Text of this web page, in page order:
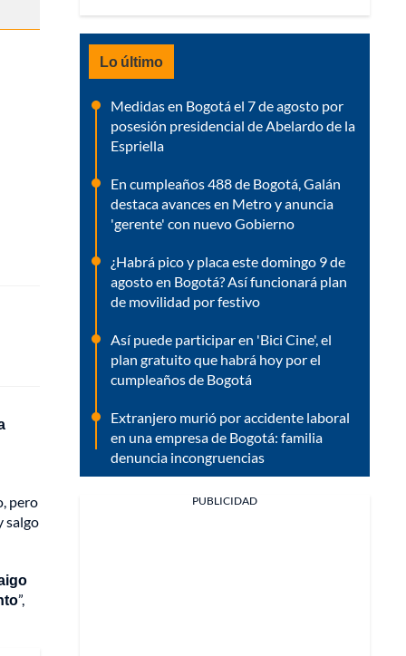
pero
salgo
”,
Lo último
Medidas en Bogotá el 7 de agosto por
posesión presidencial de Abelardo de la
Espriella
En cumpleaños 488 de Bogotá, Galán
destaca avances en Metro y anuncia
'gerente' con nuevo Gobierno
¿Habrá pico y placa este domingo 9 de
agosto en Bogotá? Así funcionará plan
de movilidad por festivo
Así puede participar en 'Bici Cine', el
plan gratuito que habrá hoy por el
cumpleaños de Bogotá
Extranjero murió por accidente laboral
en una empresa de Bogotá: familia
denuncia incongruencias
PUBLICIDAD